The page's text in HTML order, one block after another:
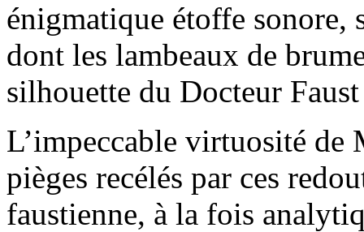
énigmatique étoffe sonore,
dont les lambeaux de
silhouette du Docteur
L’impeccable virtuosité de
pièges recélés par ces
faustienne, à la fois